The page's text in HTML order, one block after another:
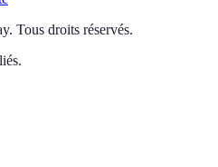
. Tous droits réservés.